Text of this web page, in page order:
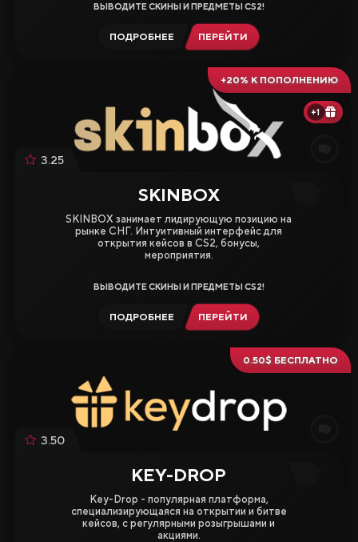
ВЫВОДИТЕ СКИНЫ И ПРЕДМЕТЫ CS2!
ПОДРОБНЕЕ ПЕРЕЙТИ
+1
+20% К ПОПОЛНЕНИЮ
3.25
SKINBOX
SKINBOX занимает лидирующую позицию на
рынке СНГ. Интуитивный интерфейс для
открытия кейсов в CS2, бонусы,
мероприятия.
ВЫВОДИТЕ СКИНЫ И ПРЕДМЕТЫ CS2!
ПОДРОБНЕЕ ПЕРЕЙТИ
0.50$ БЕСПЛАТНО
3.50
KEY-DROP
Key-Drop - популярная платформа,
специализирующаяся на открытии и битве
кейсов, с регулярными розыгрышами и
акциями.